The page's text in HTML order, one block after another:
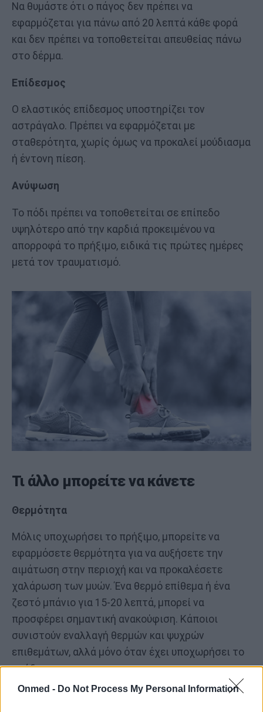
Onmed - Do Not Process My Personal Information
Να θυμάστε ότι ο πάγος δεν πρέπει να
εφαρμόζεται για πάνω από 20 λεπτά κάθε φορά
και δεν πρέπει να τοποθετείται απευθείας πάνω
στο δέρμα.
Επίδεσμος
Ο ελαστικός επίδεσμος υποστηρίζει τον
αστράγαλο. Πρέπει να εφαρμόζεται με
σταθερότητα, χωρίς όμως να προκαλεί μούδιασμα
ή έντονη πίεση.
Ανύψωση
Το πόδι πρέπει να τοποθετείται σε επίπεδο
υψηλότερο από την καρδιά προκειμένου να
απορροφά το πρήξιμο, ειδικά τις πρώτες ημέρες
μετά τον τραυματισμό.
Τι άλλο μπορείτε να κάνετε
Θερμότητα
Μόλις υποχωρήσει το πρήξιμο, μπορείτε να
εφαρμόσετε θερμότητα για να αυξήσετε την
αιμάτωση στην περιοχή και να προκαλέσετε
χαλάρωση των μυών. Ένα θερμό επίθεμα ή ένα
ζεστό μπάνιο για 15-20 λεπτά, μπορεί να
προσφέρει σημαντική ανακούφιση. Κάποιοι
συνιστούν εναλλαγή θερμών και ψυχρών
επιθεμάτων, αλλά μόνο όταν έχει υποχωρήσει το
πρήξιμο.
Απαλές διατάσεις